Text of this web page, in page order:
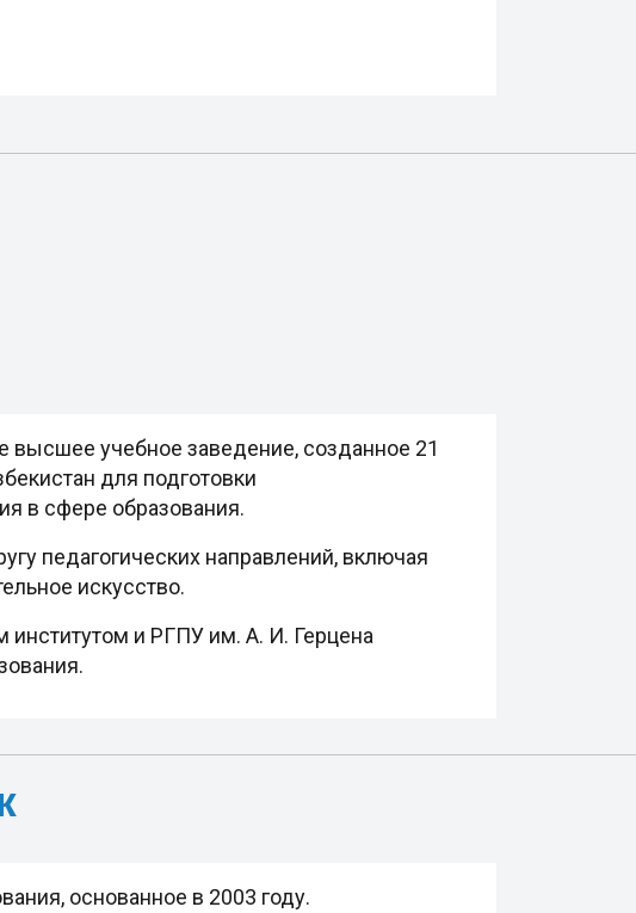
высшее учебное заведение, созданное 21
для подготовки
в сфере образования.
педагогических направлений, включая
искусство.
и РГПУ им. А. И. Герцена
основанное в 2003 году.